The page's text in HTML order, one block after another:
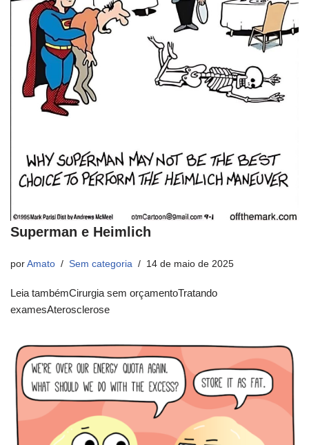
Superman e Heimlich
por Amato Sem categoria 14 de maio de 2025
Leia tambémCirurgia sem orçamentoTratando
examesAterosclerose